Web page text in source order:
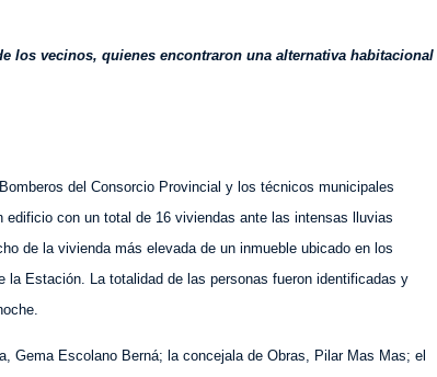
los vecinos, quienes encontraron una alternativa habitacional
del Consorcio Provincial y los técnicos municipales
con un total de 16 viviendas ante las intensas lluvias
de la vivienda más elevada de un inmueble ubicado en los
Estación. La totalidad de las personas fueron identificadas y
Gema Escolano Berná; la concejala de Obras, Pilar Mas Mas; el